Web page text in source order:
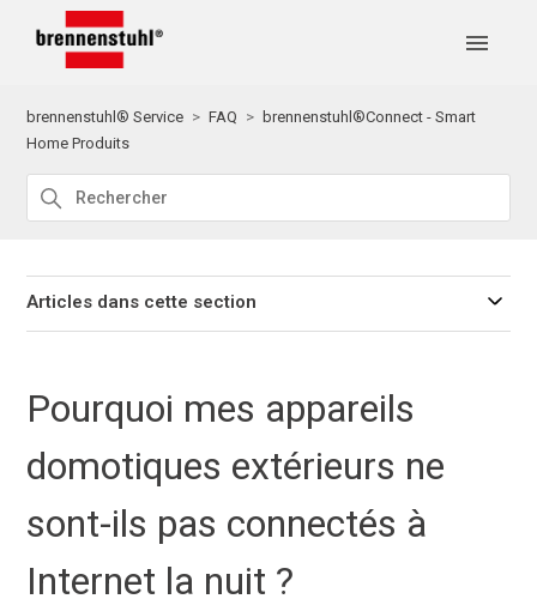
brennenstuhl® Service FAQ
brennenstuhl®Connect - Smart
Home Produits
Articles dans cette section
Pourquoi mes appareils
domotiques extérieurs ne
sont-ils pas connectés à
Internet la nuit ?